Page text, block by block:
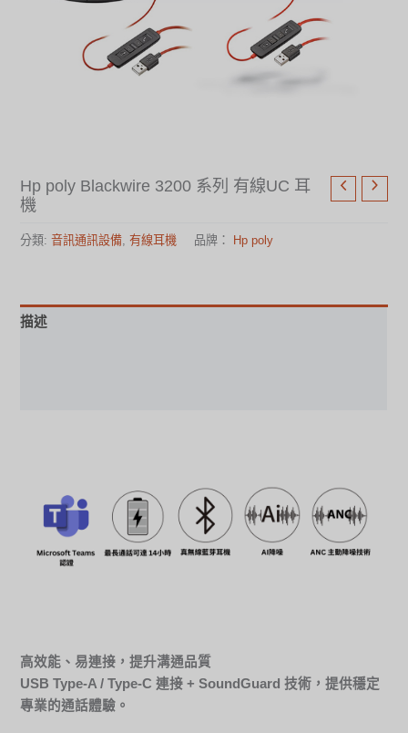
Hp poly Blackwire 3200 系列 有線UC 耳
機
分類:音訊通訊設備 ,有線耳機 品牌： Hp poly
描述
高效能、易連接，提升溝通品質
USB Type-A / Type-C連接+SoundGuard 技術，提供穩定
專業的通話體驗。